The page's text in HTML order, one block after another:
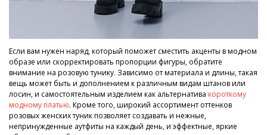
Если вам нужен наряд, который поможет сместить акценты в модном
образе или скорректировать пропорции фигуры, обратите
внимание на розовую тунику. Зависимо от материала и длины, такая
вещь может быть и дополнением к различным видам штанов или
лосин, и самостоятельным изделием как альтернатива короткому
модному платью. Кроме того, широкий ассортимент оттенков
розовых женских туник позволяет создавать и нежные,
непринужденные аутфиты на каждый день, и эффектные, яркие